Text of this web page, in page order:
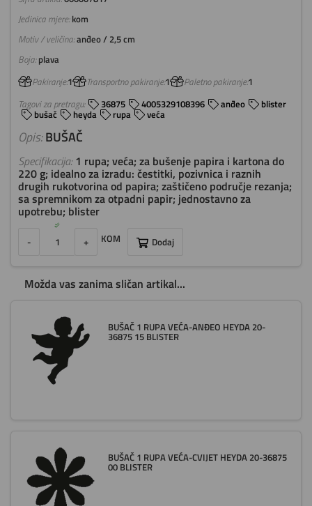
Jedinica mjere: kom
Opis:BUŠAČ
Specifikacija:1 rupa; veća; za bušenje papira i kartona do
220 g; idealno za izradu: čestitki, pozivnica i raznih
drugih rukotvorina od papira; zaštičeno područje rezanja;
sa spremnikom za otpadni papir; jednostavno za
upotrebu; blister
Motiv / veličina:anđeo / 2,5 cm
Boja:plava
Tagovi za pretragu: 36875 4005329108396 anđeo blister
bušač heyda rupa veća
Pakiranje:1 Transportno pakiranje:1 Paletno pakiranje:1
- + KOM Dodaj
Možda vas zanima sličan artikal...
BUŠAČ 1 RUPA VEĆA-ANĐEO HEYDA 20-
36875 15 BLISTER
BUŠAČ 1 RUPA VEĆA-CVIJET HEYDA 20-36875
00 BLISTER